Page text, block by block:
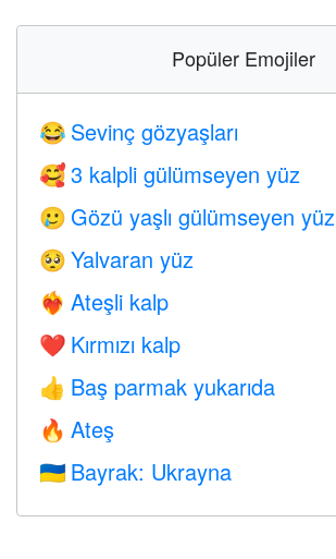
Popüler Emojiler
😂 Sevinç gözyaşları
🥰 3 kalpli gülümseyen yüz
🥲 Gözü yaşlı gülümseyen yüz
🥺 Yalvaran yüz
❤️‍🔥 Ateşli kalp
❤️ Kırmızı kalp
👍 Baş parmak yukarıda
🔥 Ateş
🇺🇦 Bayrak: Ukrayna